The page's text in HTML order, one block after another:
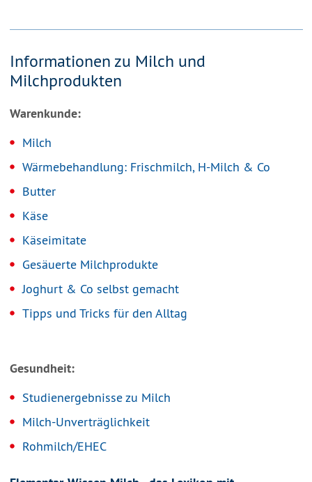
Informationen zu Milch und
Milchprodukten
Warenkunde:
Milch
Wärmebehandlung: Frischmilch, H-Milch & Co
Butter
Käse
Käseimitate
Gesäuerte Milchprodukte
Joghurt & Co selbst gemacht
Tipps und Tricks für den Alltag
Gesundheit:
Studienergebnisse zu Milch
Milch-Unverträglichkeit
Rohmilch/EHEC